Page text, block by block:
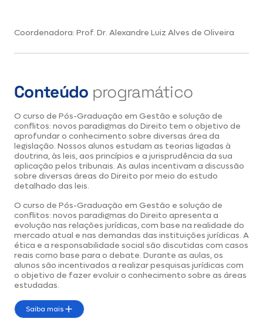
Coordenadora: Prof. Dr. Alexandre Luiz Alves de Oliveira
Conteúdo programático
O curso de Pós-Graduação em Gestão e solução de
conflitos: novos paradigmas do Direito tem o objetivo de
aprofundar o conhecimento sobre diversas área da
legislação. Nossos alunos estudam as teorias ligadas à
doutrina, às leis, aos princípios e a jurisprudência da sua
aplicação pelos tribunais. As aulas incentivam a discussão
sobre diversas áreas do Direito por meio do estudo
detalhado das leis.
O curso de Pós-Graduação em Gestão e solução de
conflitos: novos paradigmas do Direito apresenta a
evolução nas relações jurídicas, com base na realidade do
mercado atual e nas demandas das instituições jurídicas. A
ética e a responsabilidade social são discutidas com casos
reais como base para o debate. Durante as aulas, os
alunos são incentivados a realizar pesquisas jurídicas com
o objetivo de fazer evoluir o conhecimento sobre as áreas
estudadas.
Saiba mais